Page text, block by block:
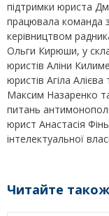
підтримки юриста
працювала команда
керівництвом
Ольги Кирюши, у
юристів Аліни
юристів Агіла
Максим Назаренко
питань
юрист Анастасія
інтелектуальної
Читайте також